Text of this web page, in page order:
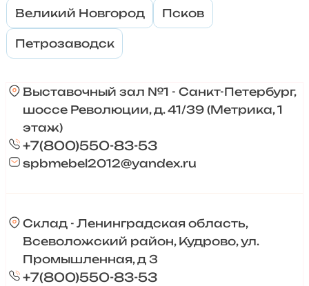
Великий Новгород Псков
Петрозаводск
Выставочный зал №1 - Санкт-Петербург,
шоссе Революции, д. 41/39 (Метрика, 1
этаж)
+7(800)550-83-53
spbmebel2012@yandex.ru
Склад - Ленинградская область,
Всеволожский район, Кудрово, ул.
Промышленная, д 3
+7(800)550-83-53